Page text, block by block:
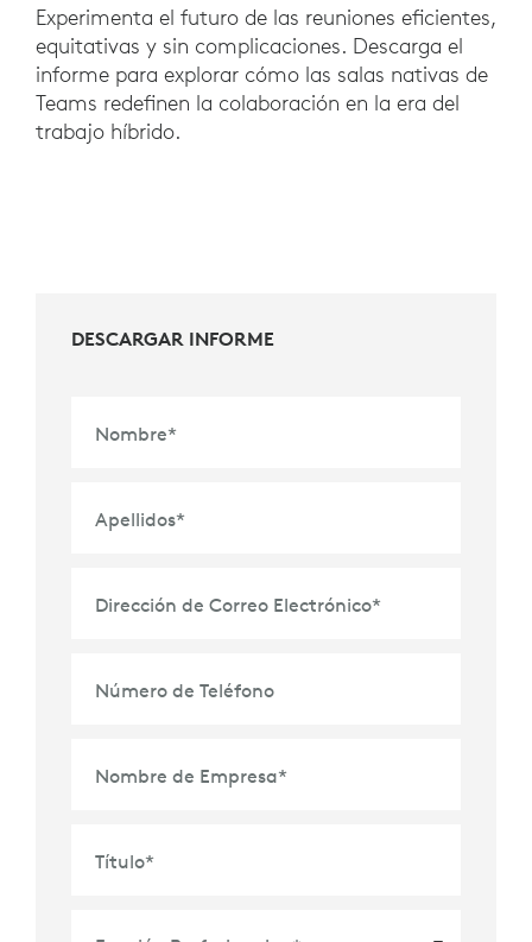
Experimenta el futuro de las reuniones eficientes,
equitativas y sin complicaciones. Descarga el
informe para explorar cómo las salas nativas de
Teams redefinen la colaboración en la era del
trabajo híbrido.
DESCARGAR INFORME
Nombre*
Apellidos*
Dirección de Correo Electrónico*
Número de Teléfono
Nombre de Empresa*
Título*